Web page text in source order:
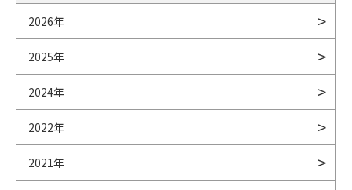
2026年
2025年
2024年
2022年
2021年